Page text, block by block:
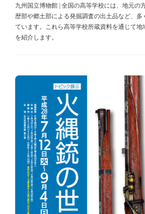
九州国立博物館 | 全国の高等学校には、地元の
歴部や郷土部による発掘調査の出土品など、
ています。これら高等学校所蔵資料を通じて
を紹介します。